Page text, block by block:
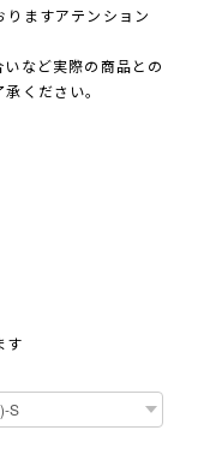
りますアテンション
など実際の商品との
ください。
す